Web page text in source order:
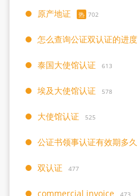
原产地证 热 702
怎么查询公证双认证的进度
泰国大使馆认证 613
埃及大使馆认证 578
大使馆认证 525
公证书领事认证有效期多久
双认证 477
commercial invoice 473